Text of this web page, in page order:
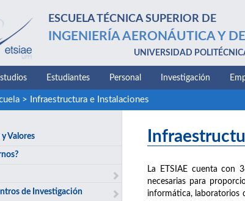
ESCUELA TÉCNICA SUPERIOR DE
INGENIERÍA AERONÁUTICA Y
UNIVERSIDAD
Estudiantes Personal Investigación
> Infraestructura e Instalaciones
Valores
de Investigación
La ETSIAE cuenta con
necesarias para
informática, laboratorios